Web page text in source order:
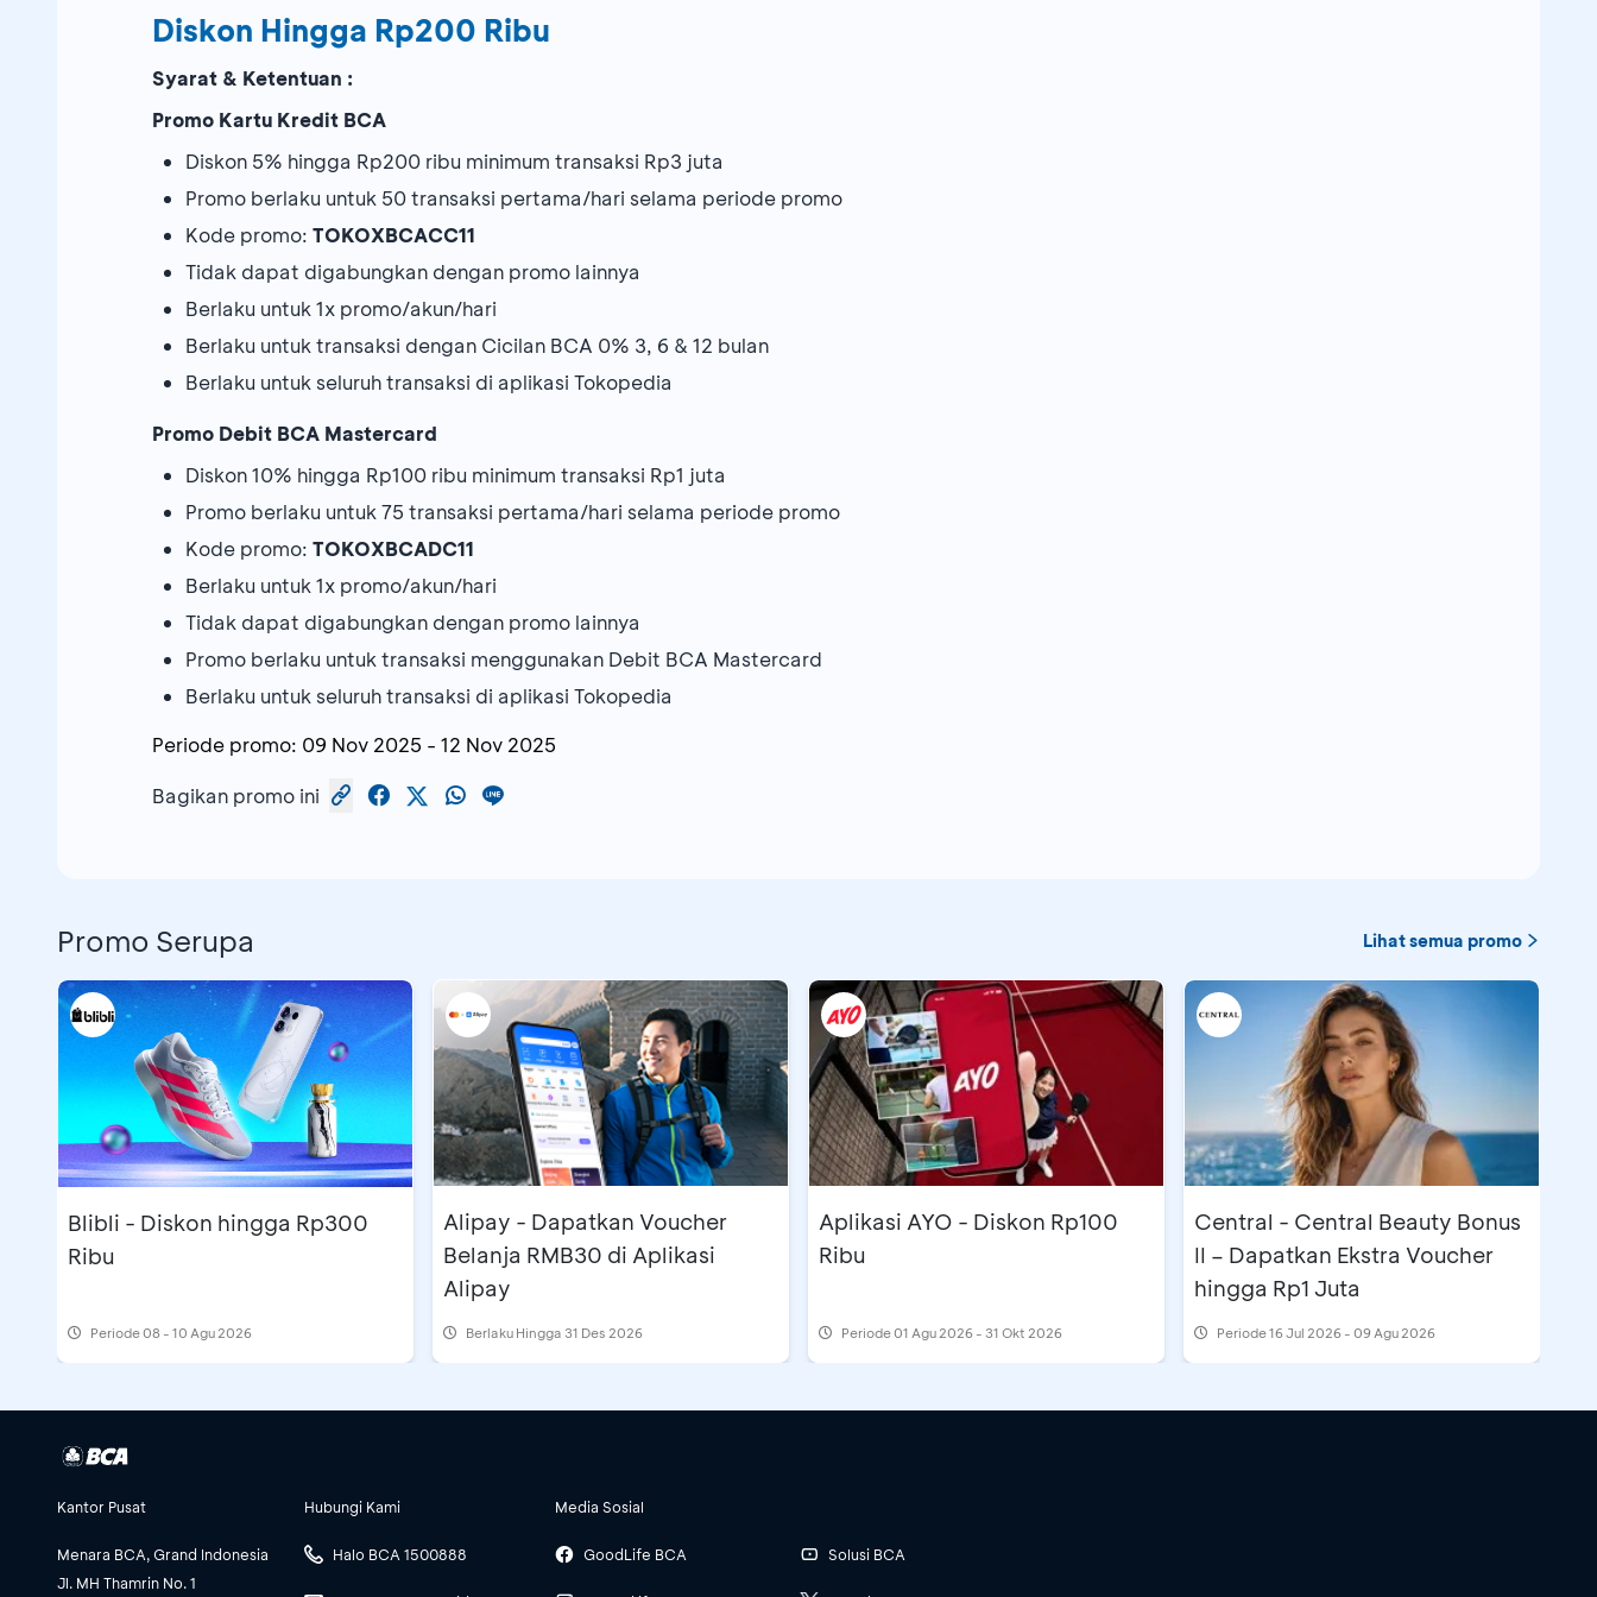
Diskon Hingga Rp200 Ribu
Syarat & Ketentuan :
Promo Kartu Kredit BCA
Diskon 5% hingga Rp200 ribu minimum transaksi Rp3 juta
Promo berlaku untuk 50 transaksi pertama/hari selama periode promo
Kode promo: TOKOXBCACC11
Tidak dapat digabungkan dengan promo lainnya
Berlaku untuk 1x promo/akun/hari
Berlaku untuk transaksi dengan Cicilan BCA 0% 3, 6 & 12 bulan
Berlaku untuk seluruh transaksi di aplikasi Tokopedia
Promo Debit BCA Mastercard
Diskon 10% hingga Rp100 ribu minimum transaksi Rp1 juta
Promo berlaku untuk 75 transaksi pertama/hari selama periode promo
Kode promo: TOKOXBCADC11
Berlaku untuk 1x promo/akun/hari
Tidak dapat digabungkan dengan promo lainnya
Promo berlaku untuk transaksi menggunakan Debit BCA Mastercard
Berlaku untuk seluruh transaksi di aplikasi Tokopedia
Periode promo: 09 Nov 2025 - 12 Nov 2025
Bagikan promo ini
Promo Serupa Lihat semua promo
Blibli - Diskon hingga Rp300
Ribu
Periode08 - 10 Agu 2026
Alipay - Dapatkan Voucher
Belanja RMB30 di Aplikasi
Alipay
Berlaku Hingga 31 Des 2026
Aplikasi AYO - Diskon Rp100
Ribu
Periode01 Agu 2026 - 31 Okt 2026
Central - Central Beauty Bonus
II – Dapatkan Ekstra Voucher
hingga Rp1 Juta
Periode16 Jul 2026 - 09 Agu 2026
Kantor Pusat
Menara BCA, Grand Indonesia
Jl. MH Thamrin No. 1
Hubungi Kami
Halo BCA 1500888
Media Sosial
GoodLife BCA Solusi BCA